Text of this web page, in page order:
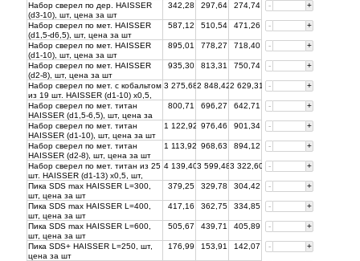
Набор сверел по дер. HAISSER
(d3-10), шт, цена за шт
342,28 297,64 274,74 - +
Набор сверел по мет. HAISSER
(d1,5-d6,5), шт, цена за шт
587,12 510,54 471,26 - +
Набор сверел по мет. HAISSER
(d1-10), шт, цена за шт
895,01 778,27 718,40 - +
Набор сверел по мет. HAISSER
(d2-8), шт, цена за шт
935,30 813,31 750,74 - +
Набор сверел по мет. с кобальтом
из 19 шт. HAISSER (d1-10) x0,5,
шт, цена зашт
3 275,682 848,422 629,31 - +
Набор сверел по мет. титан
HAISSER (d1,5-6,5), шт, цена за
шт
800,71 696,27 642,71 - +
Набор сверел по мет. титан
HAISSER (d1-10), шт, цена за шт
1 122,92 976,46 901,34 - +
Набор сверел по мет. титан
HAISSER (d2-8), шт, цена за шт
1 113,92 968,63 894,12 - +
Набор сверел по мет. титан из 25
шт. HAISSER (d1-13) x0,5, шт,
цена зашт
4 139,403 599,483 322,60 - +
Пика SDS max HAISSER L=300,
шт, цена за шт
379,25 329,78 304,42 - +
Пика SDS max HAISSER L=400,
шт, цена за шт
417,16 362,75 334,85 - +
Пика SDS max HAISSER L=600,
шт, цена за шт
505,67 439,71 405,89 - +
Пика SDS+ HAISSER L=250, шт,
цена за шт
176,99 153,91 142,07 - +